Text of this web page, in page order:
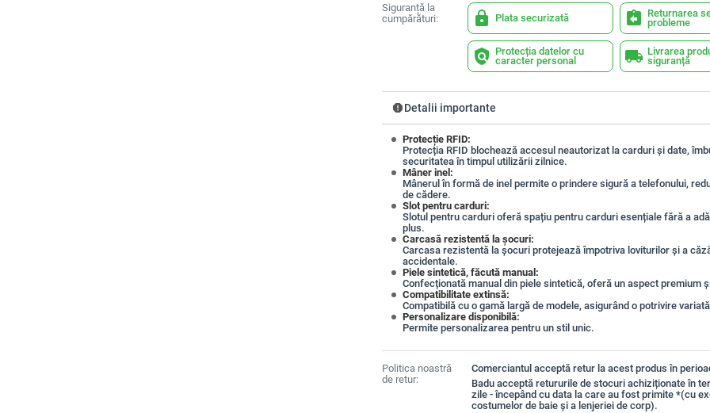
Siguranță la
cumpărături:
lock Plata securizată assignment_return Returnarea
probleme
policy Protecția datelor cu
caracter personal
local_shipping Livrarea
siguranță
reportDetalii importante
Protecție RFID:
Protecția RFID blochează accesul neautorizat la carduri și date,
securitatea în timpul utilizării zilnice.
Mâner inel:
Mânerul în formă de inel permite o prindere sigură a telefonului,
de cădere.
Slot pentru carduri:
Slotul pentru carduri oferă spațiu pentru carduri esențiale fără a
plus.
Carcasă rezistentă la șocuri:
Carcasa rezistentă la șocuri protejează împotriva loviturilor și a
accidentale.
Piele sintetică, făcută manual:
Confecționată manual din piele sintetică, oferă un aspect premium
Compatibilitate extinsă:
Compatibilă cu o gamă largă de modele, asigurând o potrivire
Personalizare disponibilă:
Permite personalizarea pentru un stil unic.
Politica noastră
de retur:
Comerciantul acceptă retur la acest produs în
Badu acceptă retururile de stocuri achiziționate în
zile - începând cu data la care au fost primite *(cu
costumelor de baie și a lenjeriei de corp).